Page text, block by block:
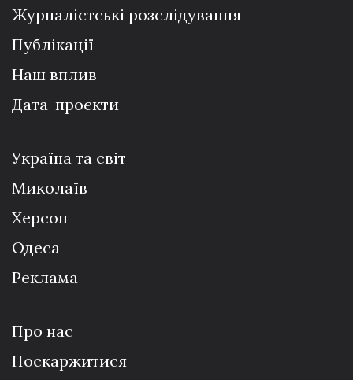
Журналістські розслідування
Публікації
Наш вплив
Дата-проєкти
Україна та світ
Миколаїв
Херсон
Одеса
Реклама
Про нас
Поскаржитися